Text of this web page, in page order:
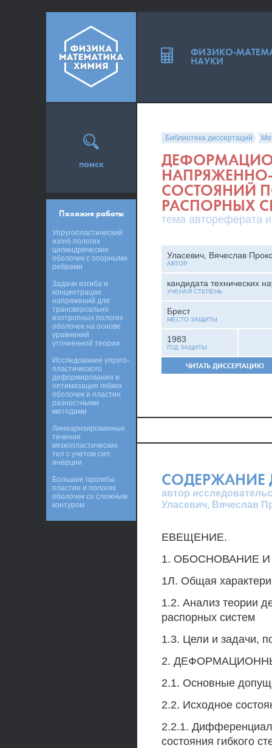
Библиотека диссертаций
СОСТОЯНИЙ
РАСПОРНЫХ
тема автореферата
Уласевич, Вячеслав
АВТОР
кандидата технических
УЧЕНАЯ СТЕПЕНЬ
Брест
МЕСТО ЗАЩИТЫ
1983
ГОД ЗАЩИТЫ
ЧИТАТЬ ДИССЕРТАЦИЮ
СОДЕРЖАНИЕ
автор
Уласевич, Вячеслав
ЕВЕЩЕНИЕ.
1. ОБОСНОВАНИЕ
1Л. Общая
1.2. Анализ теории
распорных систем
1.3. Цели и задачи,
2.
2.1. Основные
2.2. Исходное
2.2.1.
состояния гибкого
поиск
Похожие работы
Упругопластический
изгиб пологих
цилиндрических
оболочек с опорными
ребрами
Задачи изгиба и
концентрации
напряжений для
трансверсально
изотропных пологих
оболочек на основе
уравнений
уточненной теории
Исследование упруго-
пластического
деформирования и
оптимизация гибких
оболочек и пластин
разностными
методами
Линеарнзированные
течения
вязкопластических
тел с учетом сил
инерции
Большие прогибы
пластин и пологих
оболочек со сложным
контуром
ФИЗИКО-
НАУКИ